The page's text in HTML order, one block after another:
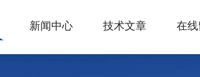
新闻中心 技术文章 在